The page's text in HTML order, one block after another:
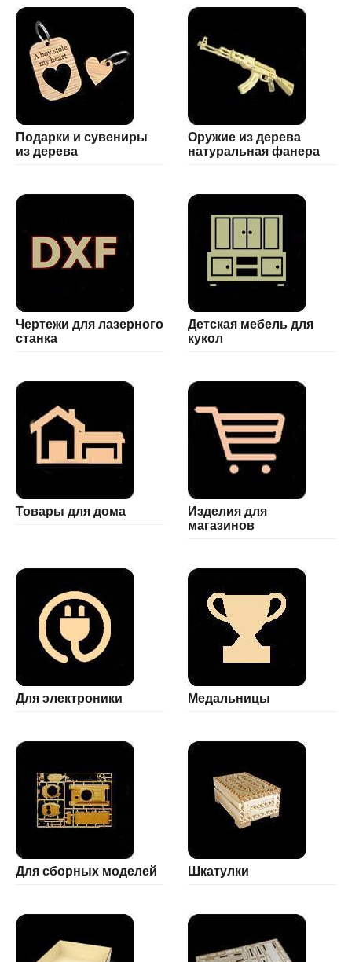
Подарки и сувениры
из дерева
Оружие из дерева
натуральная фанера
Чертежи для лазерного
станка
Детская мебель для
кукол
Товары для дома
Изделия для
магазинов
Для электроники Медальницы
Для сборных моделей Шкатулки